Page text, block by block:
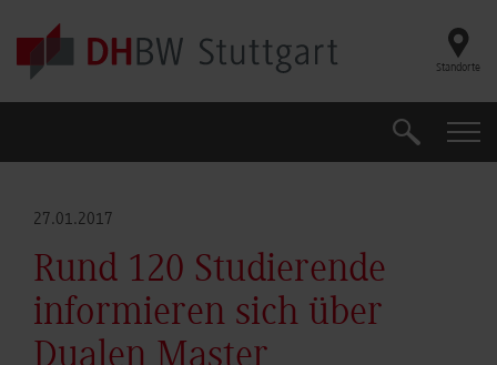
Skip to main content
Standorte
Suche
27.01.2017
Rund 120 Studierende
informieren sich über